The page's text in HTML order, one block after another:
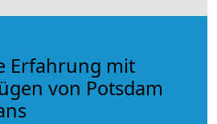
Erfahrung mit
von Potsdam